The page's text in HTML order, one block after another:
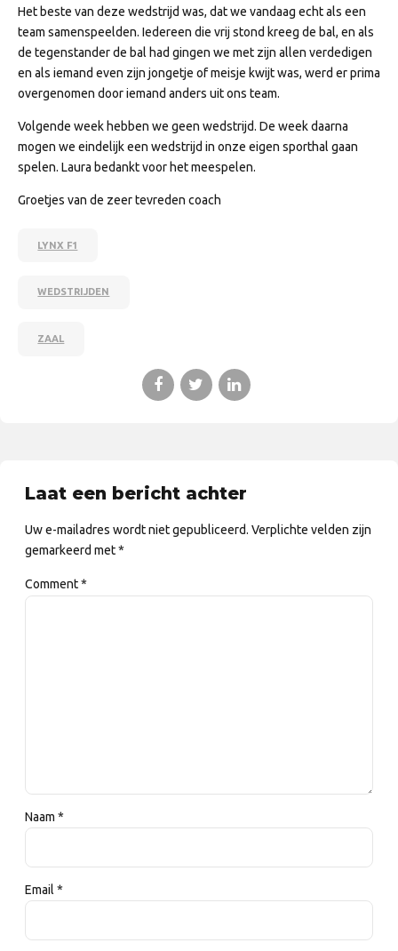
Het beste van deze wedstrijd was, dat we vandaag echt als een
team samenspeelden. Iedereen die vrij stond kreeg de bal, en als
de tegenstander de bal had gingen we met zijn allen verdedigen
en als iemand even zijn jongetje of meisje kwijt was, werd er prima
overgenomen door iemand anders uit ons team.
Volgende week hebben we geen wedstrijd. De week daarna
mogen we eindelijk een wedstrijd in onze eigen sporthal gaan
spelen. Laura bedankt voor het meespelen.
Groetjes van de zeer tevreden coach
LYNX F1
WEDSTRIJDEN
ZAAL
Laat een bericht achter
Uw e-mailadres wordt niet gepubliceerd. Verplichte velden zijn
gemarkeerd met *
Comment*
Naam *
Email *